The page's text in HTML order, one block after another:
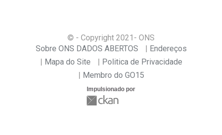
© - Copyright 2021 - ONS
Sobre ONS DADOS ABERTOS
Endereços
Mapa do Site
Politica de Privacidade
Membro do GO15
Impulsionado por